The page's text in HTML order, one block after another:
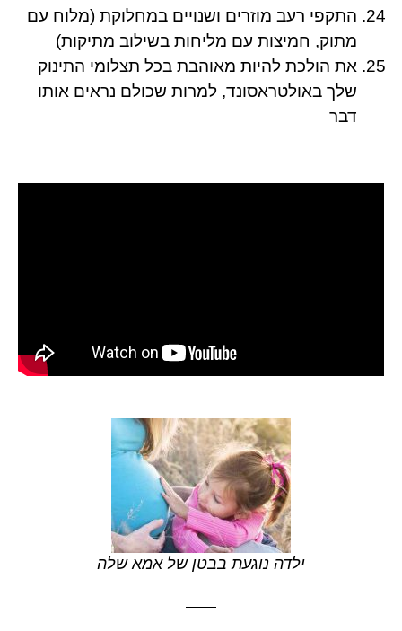
התקפי רעב מוזרים ושנויים במחלוקת (מלוח עם
מתוק, חמיצות עם מליחות בשילוב מתיקות)
את הולכת להיות מאוהבת בכל תצלומי התינוק
שלך באולטראסונד, למרות שכולם נראים אותו
דבר
ילדה נוגעת בבטן של אמא שלה